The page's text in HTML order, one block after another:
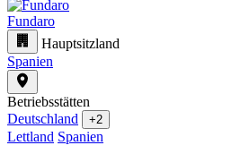
Fundaro
Hauptsitzland
Spanien
Betriebsstätten
Deutschland
+2
Lettland Spanien